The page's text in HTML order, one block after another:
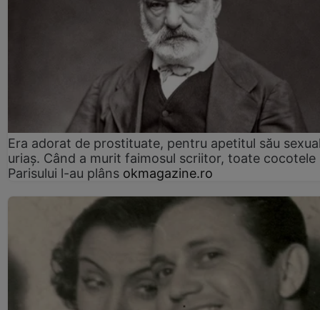
Era adorat de prostituate, pentru apetitul său
uriaș. Când a murit faimosul scriitor, toate cocotele
Parisului l-au plâns okmagazine.ro